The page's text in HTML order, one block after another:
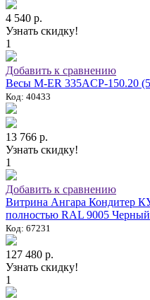
4 540 р.
Узнать скидку!
1
Добавить к сравнению
Весы M-ER 335ACP-150.20
Код: 40433
13 766 р.
Узнать скидку!
1
Добавить к сравнению
Витрина Ангара Кондитер
полностью RAL 9005 Черный
Код: 67231
127 480 р.
Узнать скидку!
1